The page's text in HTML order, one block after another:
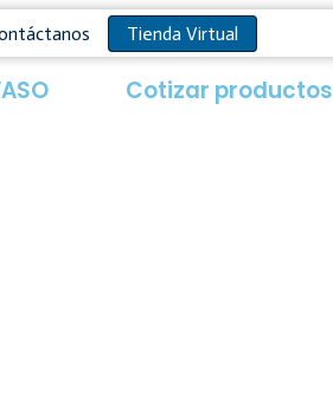
Tienda Virtual
Cotizar productos​